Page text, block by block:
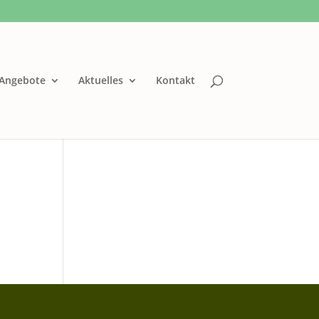
Aktuelles Kontakt